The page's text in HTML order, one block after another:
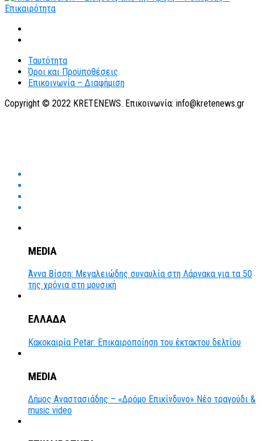
Ταυτότητα
Όροι και Προϋποθέσεις
Επικοινωνία – Διαφήμιση
Copyright © 2022 KRETENEWS. Επικοινωνία: info@kretenews.gr
MEDIA
Άννα Βίσση: Μεγαλειώδης συναυλία στη Λάρνακα για τα 50
της χρόνια στη μουσική
ΕΛΛΑΔΑ
Κακοκαιρία Petar: Επικαιροποίηση του έκτακτου δελτίου
MEDIA
Δήμος Αναστασιάδης – «Δρόμο Επικίνδυνο» Νέο τραγούδι &
music video